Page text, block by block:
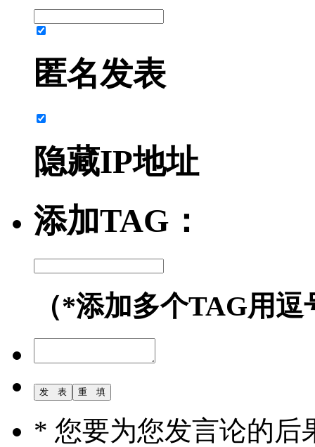
匿名发表
隐藏IP地址
添加TAG：
（*添加多个TAG用
* 您要为您发言论的后